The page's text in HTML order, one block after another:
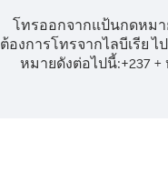
โทรออกจากแป้นกดหมา
ต้องการโทรจากไลบีเรีย ไ
หมายดังต่อไปนี้:+237+